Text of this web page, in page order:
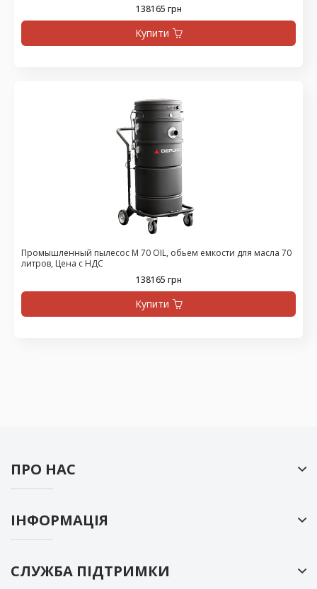
138165 грн
Купити
Промышленный пылесос M 70 OIL, обьем емкости для масла 70
литров, Цена с НДС
138165 грн
Купити
ПРО НАС
ІНФОРМАЦІЯ
СЛУЖБА ПІДТРИМКИ